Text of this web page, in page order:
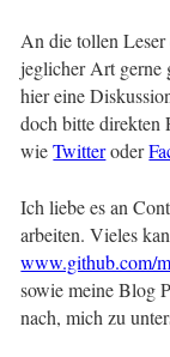
An die tollen Leser
jeglicher Art gerne
hier eine
doch bitte direkten
wieTwitteroder
Ich liebe es an
arbeiten. Vieles
www.github.com/
sowie meine Blog
nach, mich zu